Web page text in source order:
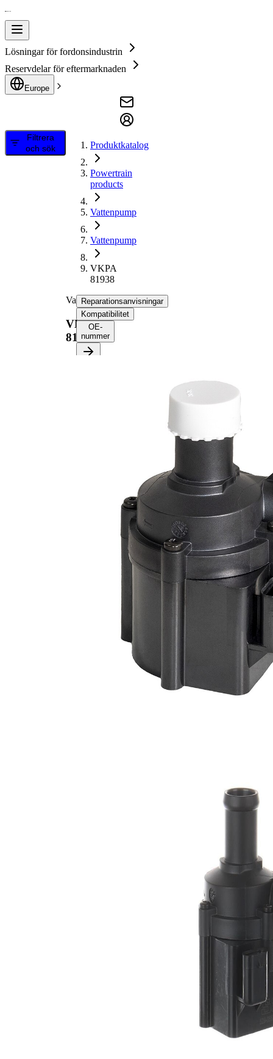
Lösningar för fordonsindustrin
Reservdelar för eftermarknaden
Europe
Filtrera
och sök
Produktkatalog
Powertrain
products
Vattenpump
Vattenpump
VKPA
81938
Vattenpump
VKPA
81938
Reparationsanvisningar
Kompatibilitet
OE-
nummer
reparationsanvisningar